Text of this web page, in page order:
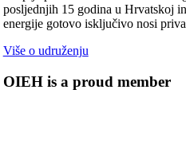
posljednjih 15 godina u Hrvatskoj
energije gotovo isključivo nosi
Više o udruženju
OIEH is a proud member